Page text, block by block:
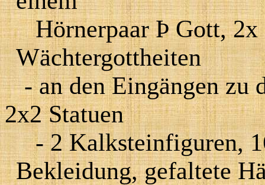
HörnerpaarÞGott, 2x
Wächtergottheiten
- an den Eingängen zu
2x2 Statuen
- 2 Kalksteinfiguren,
Bekleidung, gefaltete